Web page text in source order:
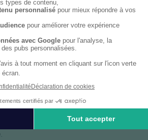
votre interlocuteur, vous
présenter un projet
un garant au potentiel
prêt à s’engager sur un
à 50 % de la somme prêtée.
sachez que de nombreux
garantis par le Fonds de